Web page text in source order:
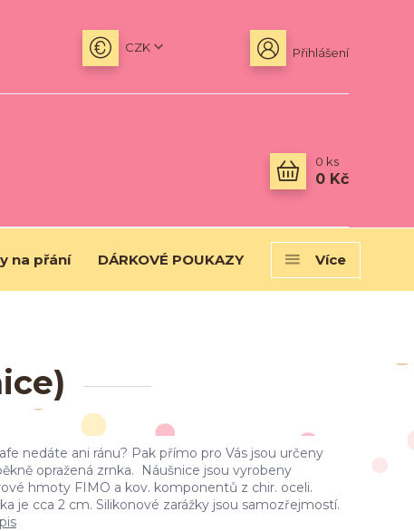
CZK
Přihlášení
0 ks
0 Kč
na přání DÁRKOVÉ POUKAZY Více
nedáte ani ránu? Pak přímo pro Vás jsou určeny
opražená zrnka. Náušnice jsou vyrobeny
hmoty FIMO a kov. komponentů z chir. oceli.
je cca 2 cm. Silikonové zarážky jsou samozřejmostí.